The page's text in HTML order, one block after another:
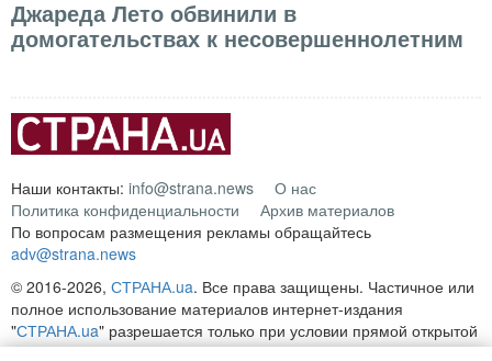
Джареда Лето обвинили в
домогательствах к несовершеннолетним
Наши контакты: info@strana.news
О нас
Политика конфиденциальности
Архив материалов
По вопросам размещения рекламы обращайтесь
adv@strana.news
© 2016-2026, СТРАНА.ua. Все права защищены. Частичное или
полное использование материалов интернет-издания
"СТРАНА.ua" разрешается только при условии прямой открытой
для поисковых систем гиперссылки на непосредственный адрес